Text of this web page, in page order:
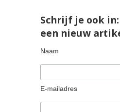
Schrijf je ook
een nieuw
Naam
E-mailadres